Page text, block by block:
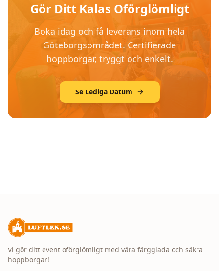
Gör Ditt Kalas Oförglömligt
Boka idag och få leverans inom hela
Göteborgsområdet. Certifierade
hoppborgar, tryggt och enkelt.
Se Lediga Datum
Vi gör ditt event oförglömligt med våra färgglada och säkra
hoppborgar!